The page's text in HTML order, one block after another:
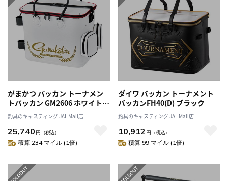
がまかつ バッカン トーナメン
トバッカン GM2606 ホワイト
50cmハイタイプ
釣具のキャスティング JAL Mall店
25,740 円 （税込）
積算 234 マイル (1倍)
ダイワ バッカン トーナメント
バッカンFH40(D) ブラック
釣具のキャスティング JAL Mall店
10,912 円 （税込）
積算 99 マイル (1倍)